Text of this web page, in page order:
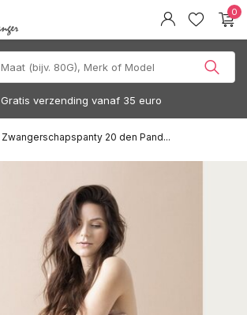
0
Gratis verzending vanaf 35 euro
Zwangerschapspanty 20 den Pand...